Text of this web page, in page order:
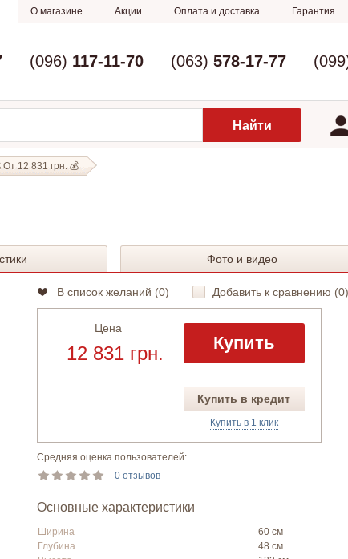
О магазине Акции Оплата и доставка Гарантия
(096) 117-11-70 (063) 578-17-77
От 12 831 грн. 💰
Фото и видео
В список желаний (0) Добавить к сравнению (0)
Цена
12 831 грн. Купить
Купить в кредит
Купить в 1 клик
Средняя оценка пользователей:
0 отзывов
Основные характеристики
Ширина
60 см
Глубина
48 см